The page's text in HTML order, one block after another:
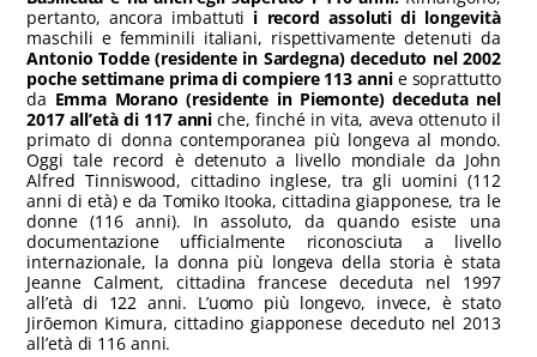
pertanto, ancora imbattuti i record assoluti di longevità
maschili e femminili italiani, rispettivamente detenuti da
Antonio Todde (residente in Sardegna) deceduto nel 2002
poche settimane prima di compiere 113 annie soprattutto
da Emma Morano (residente in Piemonte) deceduta nel
2017 all’età di 117 anni che, finché in vita, aveva ottenuto il
primato di donna contemporanea più longeva al mondo.
Oggi tale record è detenuto a livello mondiale da John
Alfred Tinniswood, cittadino inglese, tra gli uomini (112
anni di età) e da Tomiko Itooka, cittadina giapponese, tra le
donne (116 anni). In assoluto, da quando esiste una
documentazione ufficialmente riconosciuta a livello
internazionale, la donna più longeva della storia è stata
Jeanne Calment, cittadina francese deceduta nel 1997
all’età di 122 anni. L’uomo più longevo, invece, è stato
Jirōemon Kimura, cittadino giapponese deceduto nel 2013
all’età di 116 anni.